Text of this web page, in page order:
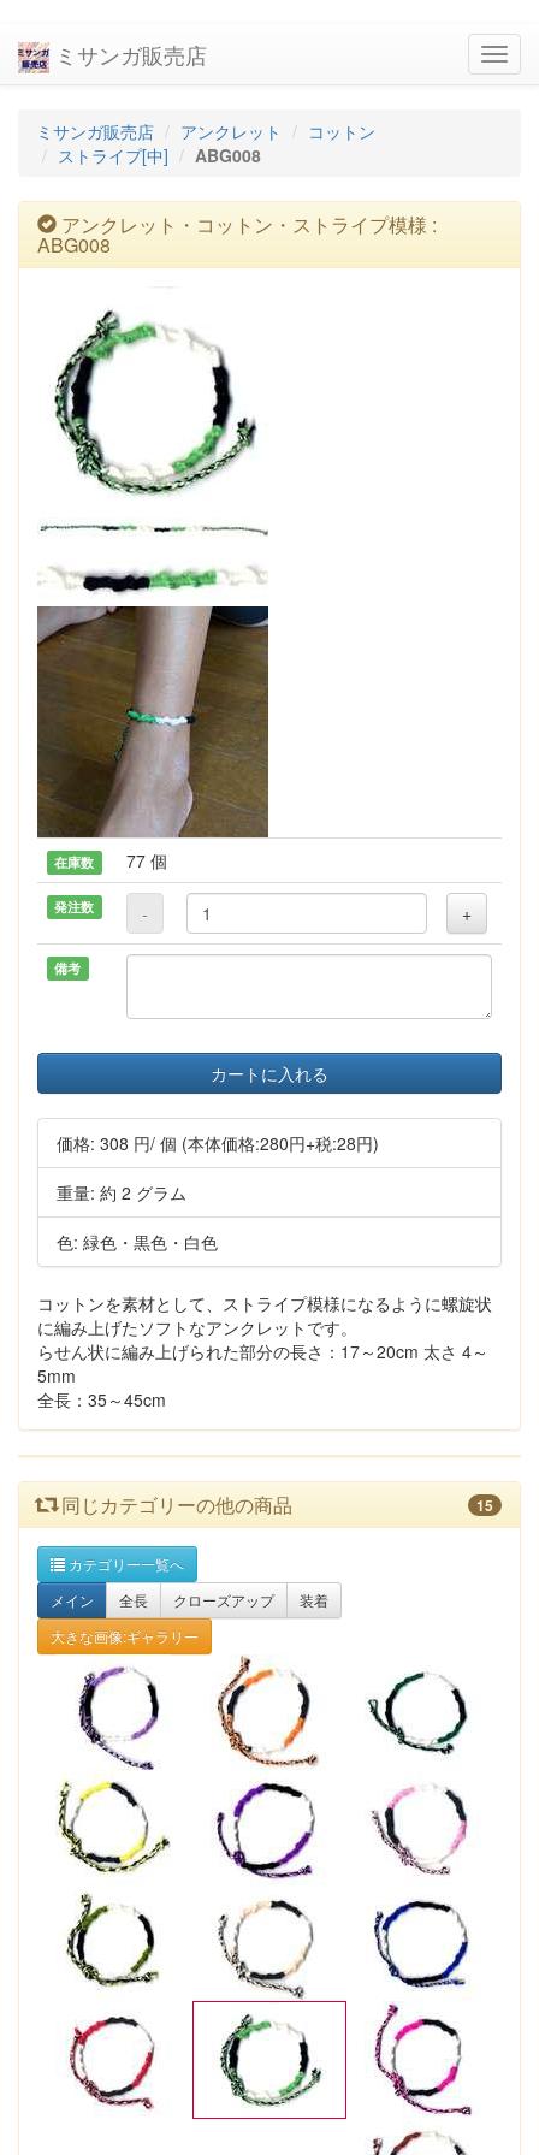
ミサンガ販売店
ミサンガ販売店 アンクレット
コットン
ストライプ[中]
ABG008
アンクレット・コットン・ストライプ模様 :
ABG008
在庫数 77 個
発注数 - +
備考
カートに入れる
価格: 308 円/ 個 (本体価格:280円+税:28円)
重量: 約 2 グラム
色: 緑色・黒色・白色
コットンを素材として、ストライプ模様になるように螺旋状
に編み上げたソフトなアンクレットです。
らせん状に編み上げられた部分の長さ：17～20cm 太さ 4～
5mm
全長：35～45cm
同じカテゴリーの他の商品 15
カテゴリー一覧へ
メイン
全長 クローズアップ
装着
大きな画像:ギャラリー